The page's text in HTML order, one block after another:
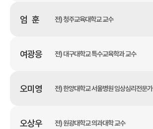
엄 훈 전) 청주교육대학교 교수
여광응 전) 대구대학교 특수교육학과 교수
오미영 전) 한양대학교 서울병원 임상심리전문가
오상우 전) 원광대학교 의과대학 교수